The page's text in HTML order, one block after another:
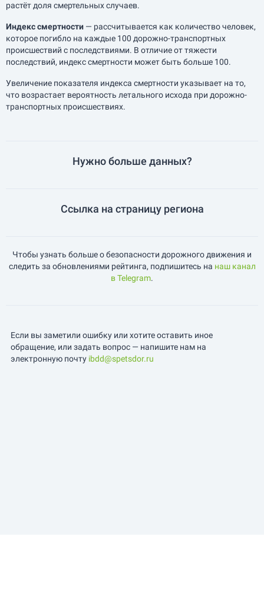
растёт доля смертельных случаев.
Индекс смертности — рассчитывается как количество человек,
которое погибло на каждые 100 дорожно-транспортных
происшествий с последствиями. В отличие от тяжести
последствий, индекс смертности может быть больше 100.
Увеличение показателя индекса смертности указывает на то,
что возрастает вероятность летального исхода при дорожно-
транспортных происшествиях.
Нужно больше данных?
Ссылка на страницу региона
Чтобы узнать больше о безопасности дорожного движения и
следить за обновлениями рейтинга, подпишитесь на наш канал
в Telegram.
Если вы заметили ошибку или хотите оставить иное
обращение, или задать вопрос — напишите нам на
электронную почту ibdd@spetsdor.ru